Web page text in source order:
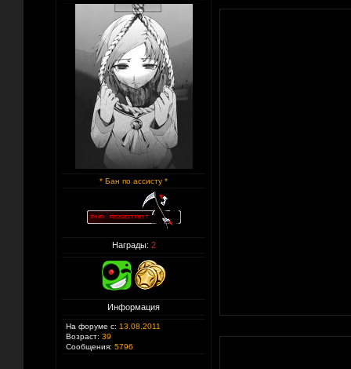
* Бан по ассисту *
Награды: 2
Информация
На форуме с: 13.08.2011
Возраст: 39
Сообщения: 5796